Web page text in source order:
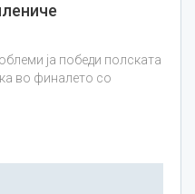
ја победи полската
во финалето со